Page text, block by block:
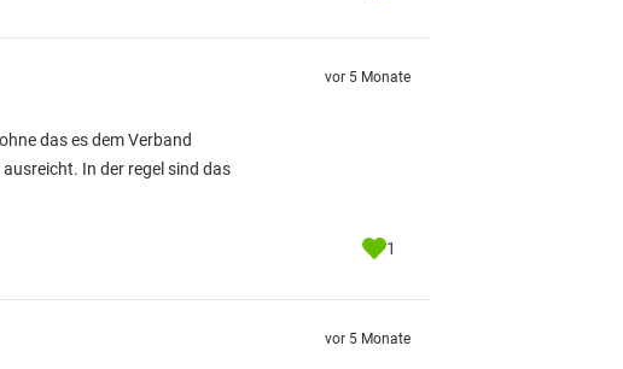
das es dem Verband
In der regel sind das
vor 5 Monate
1
vor 5 Monate